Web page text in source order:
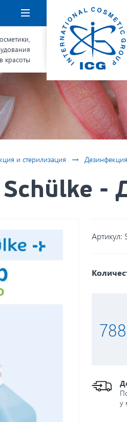
Навигация
красоты
и стерилизация →
-
Артикул:
у